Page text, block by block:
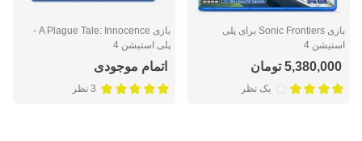
بازی Sonic Frontiers برای پلی
استیشن 4
5,380,000 تومان
یک نظر
بازی A Plague Tale: Innocence -
پلی استیشن 4
اتمام موجودی
3 نظر